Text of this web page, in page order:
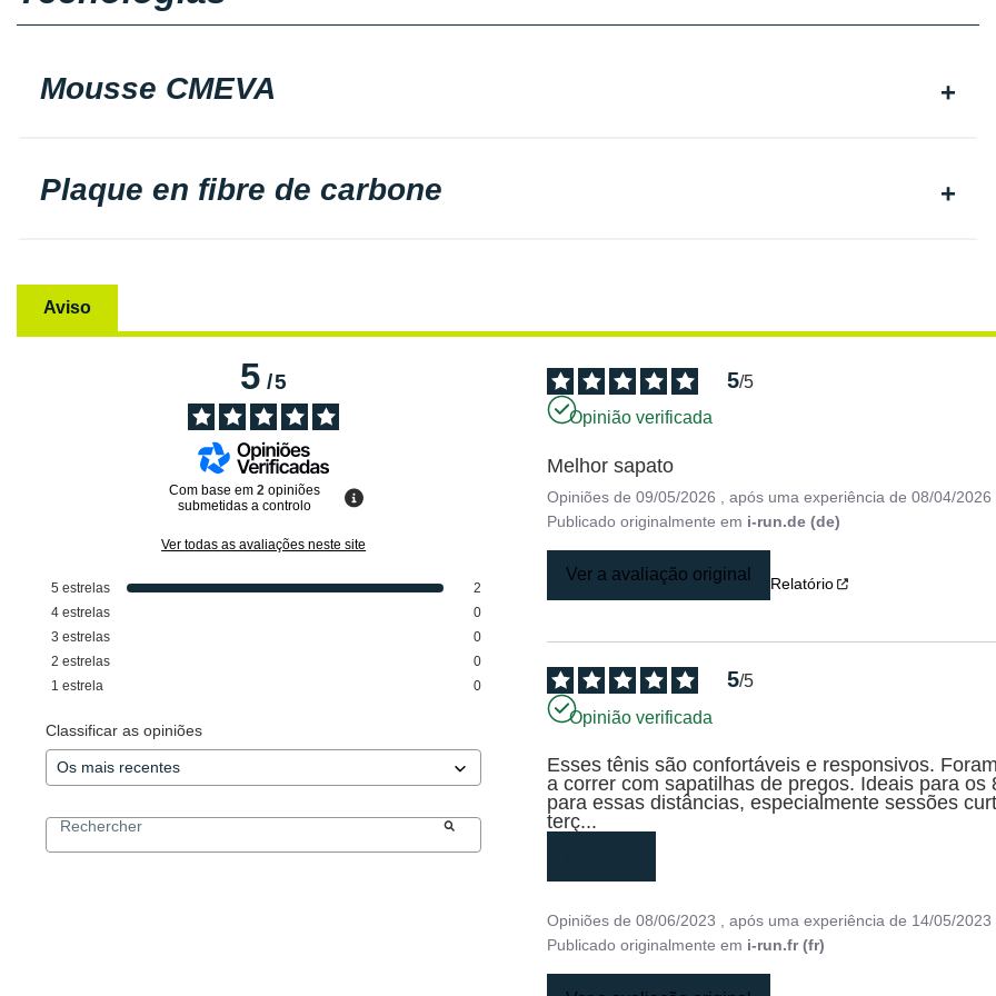
Mousse CMEVA
Plaque en fibre de carbone
Aviso
5/5
Com base em2 opiniões
submetidas a controlo
Ver todas as avaliações neste site
5 estrelas
2
4 estrelas
0
3 estrelas
0
2 estrelas
0
1 estrela 0
Classificar as opiniões
5/5
Opinião verificada
Melhor sapato
Opiniões de09/05/2026 , após uma experiência de08/04/2026
Publicado originalmente em i-run.de (de)
Ver a avaliação original Relatório
5/5
Opinião verificada
Esses tênis são confortáveis e responsivos.
a correr com sapatilhas de pregos. Ideais para
para essas distâncias, especialmente sessões
terç...
Opiniões de08/06/2023 , após uma experiência de 14/05/2023
Publicado originalmente em i-run.fr (fr)